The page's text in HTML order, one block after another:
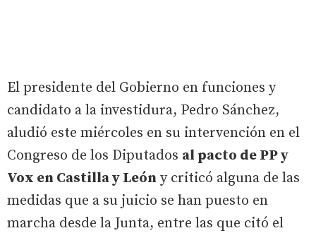
El presidente del Gobierno en funciones y
candidato a la investidura, Pedro Sánchez,
aludió este miércoles en su intervención en el
Congreso de los Diputados al pacto de PP y
Vox en Castilla y León y criticó alguna de las
medidas que a su juicio se han puesto en
marcha desde la Junta, entre las que citó el